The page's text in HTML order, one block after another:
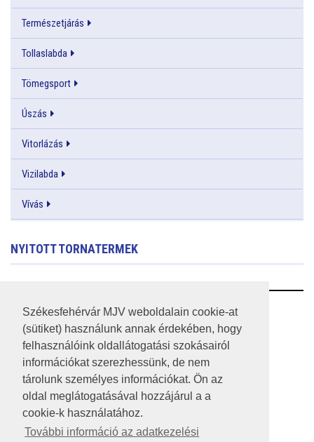
Székesfehérvár MJV weboldalain cookie-at
(sütiket) használunk annak érdekében, hogy
felhasználóink oldallátogatási szokásairól
információkat szerezhessünk, de nem
tárolunk személyes információkat. Ön az
oldal meglátogatásával hozzájárul a a
cookie-k használatához.
További információ az adatkezelési
Természetjárás
Tollaslabda
Tömegsport
Úszás
Vitorlázás
Vizilabda
Vívás
NYITOTT TORNATERMEK
RSS
A HONLAP 2017.03.31-I ÁLLAPOTA
JOGI NYILATKOZAT
IMPRESSZUM